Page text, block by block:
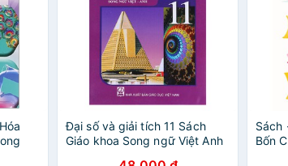
Đại số và giải tích 11 Sách
Giáo khoa Song ngữ Việt Anh
Sách
Bốn